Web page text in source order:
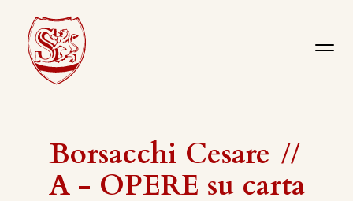
Borsacchi Cesare //
A - OPERE su carta